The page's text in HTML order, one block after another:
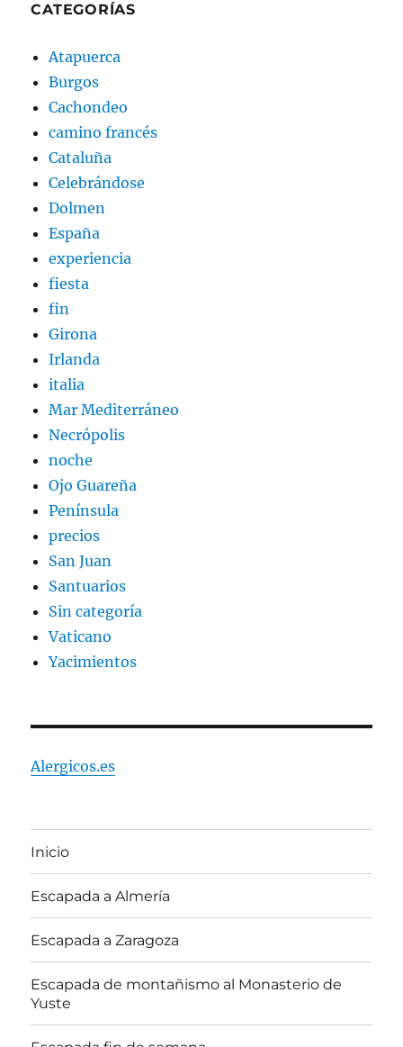
CATEGORÍAS
Atapuerca
Burgos
Cachondeo
camino francés
Cataluña
Celebrándose
Dolmen
España
experiencia
fiesta
fin
Girona
Irlanda
italia
Mar Mediterráneo
Necrópolis
noche
Ojo Guareña
Península
precios
San Juan
Santuarios
Sin categoría
Vaticano
Yacimientos
Alergicos.es
Inicio
Escapada a Almería
Escapada a Zaragoza
Escapada de montañismo al Monasterio de
Yuste